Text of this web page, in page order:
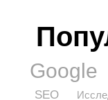
Google
SEO